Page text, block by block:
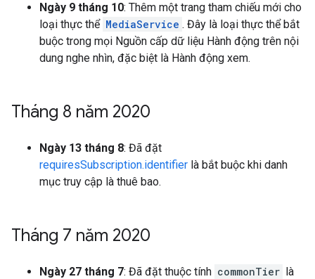
Ngày 9 tháng 10: Thêm một trang tham chiếu mới cho
loại thực thể MediaService . Đây là loại thực thể bắt
buộc trong mọi Nguồn cấp dữ liệu Hành động trên nội
dung nghe nhìn, đặc biệt là Hành động xem.
Tháng 8 năm 2020
Ngày 13 tháng 8: Đã đặt
requiresSubscription.identifier là bắt buộc khi danh
mục truy cập là thuê bao.
Tháng 7 năm 2020
Ngày 27 tháng 7: Đã đặt thuộc tính commonTier là